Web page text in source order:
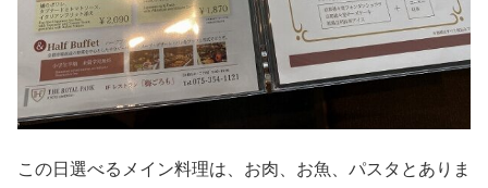
この日選べるメイン料理は、お肉、お魚、パスタとありま